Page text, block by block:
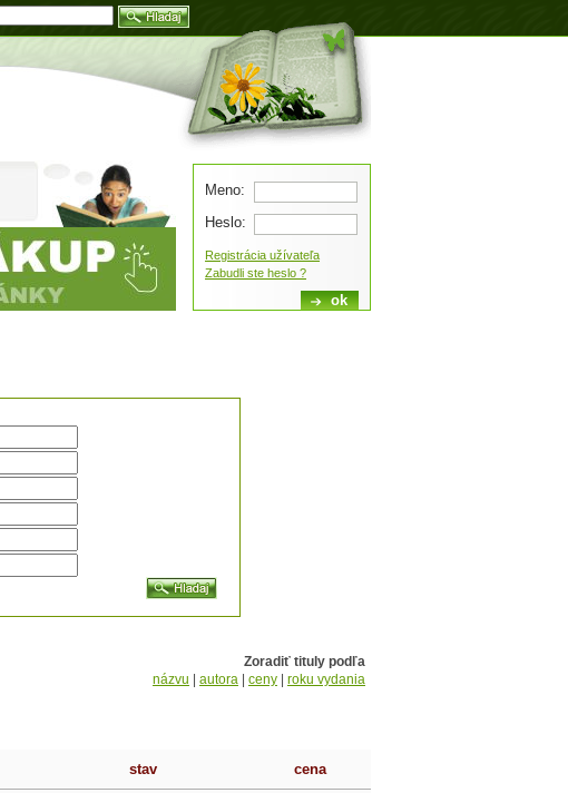
Zoradiť tituly podľa
názvu
autora ceny roku vydania
stav cena
Meno:
Heslo:
Registrácia užívateľa
Zabudli ste heslo ?